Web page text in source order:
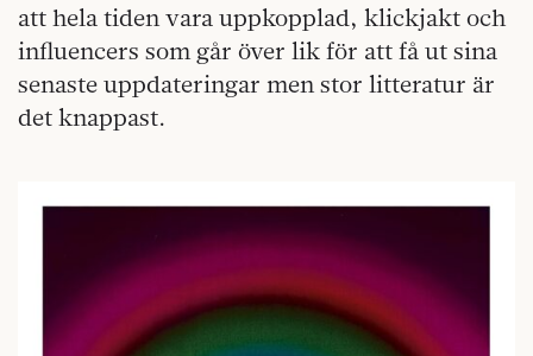
att hela tiden vara uppkopplad, klickjakt och
influencers som går över lik för att få ut sina
senaste uppdateringar men stor litteratur är
det knappast.